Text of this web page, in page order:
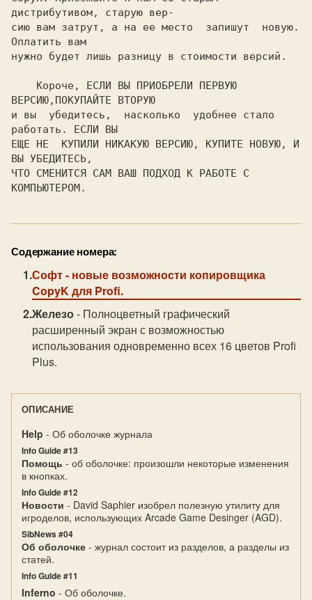
дистрибутивом, старую вер-
сию вам затрут, а на ее место  запишут  новую.
Оплатить вам
нужно будет лишь разницу в стоимости версий.
ВЕРСИЮ,ПОКУПАЙТЕ ВТОРУЮ
и вы  убедитесь,  насколько  удобнее стало
работать. ЕСЛИ ВЫ
ЕЩЕ НЕ  КУПИЛИ НИКАКУЮ ВЕРСИЮ, КУПИТЕ НОВУЮ, И
ВЫ УБЕДИТЕСЬ,
ЧТО СМЕНИТСЯ САМ ВАШ ПОДХОД К РАБОТЕ С
КОМПЬЮТЕРОМ.
Содержание номера:
Софт- новые возможности копировщика
CopyK для Profi.
Железо- Полноцветный графический
расширенный экран с возможностью
использования одновременно всех 16 цветов Profi
Plus.
ОПИСАНИЕ
Help - Об оболочке журнала
Info Guide #13
Помощь - об оболочке: произошли некоторые изменения
в кнопках.
Info Guide #12
Новости - David Saphier изобрел полезную утилиту для
игроделов, использующих Arcade Game Desinger (AGD).
SibNews #04
Об оболочке - журнал состоит из разделов, а разделы из
статей.
Info Guide #11
Inferno - Об оболочке.